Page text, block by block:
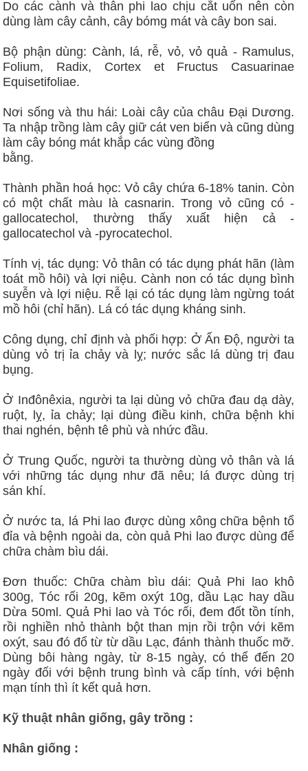
Do các cành và thân phi lao chịu cắt uốn nên còn
dùng làm cây cảnh, cây bómg mát và cây bon sai.
Bộ phận dùng: Cành, lá, rễ, vỏ, vỏ quả - Ramulus,
Folium, Radix, Cortex et Fructus Casuarinae
Equisetifoliae.
Nơi sống và thu hái: Loài cây của châu Ðại Dương.
Ta nhập trồng làm cây giữ cát ven biển và cũng dùng
làm cây bóng mát khắp các vùng đồng
bằng.
Thành phần hoá học: Vỏ cây chứa 6-18% tanin. Còn
có một chất màu là casnarin. Trong vỏ cũng có -
gallocatechol, thường thấy xuất hiện cả -
gallocatechol và -pyrocatechol.
Tính vị, tác dụng: Vỏ thân có tác dụng phát hãn (làm
toát mồ hôi) và lợi niệu. Cành non có tác dụng bình
suyễn và lợi niệu. Rễ lại có tác dụng làm ngừng toát
mồ hôi (chỉ hãn). Lá có tác dụng kháng sinh.
Công dụng, chỉ định và phối hợp: Ở Ấn Ðộ, người ta
dùng vỏ trị ỉa chảy và lỵ; nước sắc lá dùng trị đau
bụng.
Ở Inđônêxia, người ta lại dùng vỏ chữa đau dạ dày,
ruột, lỵ, ỉa chảy; lại dùng điều kinh, chữa bệnh khi
thai nghén, bệnh tê phù và nhức đầu.
Ở Trung Quốc, người ta thường dùng vỏ thân và lá
với những tác dụng như đã nêu; lá được dùng trị
sán khí.
Ở nước ta, lá Phi lao được dùng xông chữa bệnh tổ
đỉa và bệnh ngoài da, còn quả Phi lao được dùng để
chữa chàm bìu dái.
Đơn thuốc: Chữa chàm bìu dái: Quả Phi lao khô
300g, Tóc rối 20g, kẽm oxýt 10g, dầu Lạc hay dầu
Dừa 50ml. Quả Phi lao và Tóc rối, đem đốt tồn tính,
rồi nghiền nhỏ thành bột than mịn rồi trộn với kẽm
oxýt, sau đó đổ từ từ dầu Lạc, đánh thành thuốc mỡ.
Dùng bôi hàng ngày, từ 8-15 ngày, có thể đến 20
ngày đối với bệnh trung bình và cấp tính, với bệnh
mạn tính thì ít kết quả hơn.
Kỹ thuật nhân giống, gây trồng :
Nhân giống :